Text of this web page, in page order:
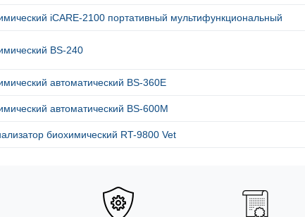
iCARE-2100 портативный мультифункциональный
BS-240
автоматический BS-360E
автоматический BS-600M
биохимический RT-9800 Vet